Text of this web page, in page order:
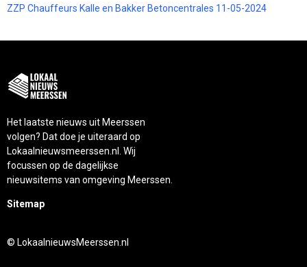
ZZP Chauffeurs Kalle en Bakker Betoncentrales 11-05-2024
Het laatste nieuws uit Meerssen
volgen? Dat doe je uiteraard op
Lokaalnieuwsmeerssen.nl. Wij
focussen op de dagelijkse
nieuwsitems van omgeving Meerssen.
Sitemap
© LokaalnieuwsMeerssen.nl